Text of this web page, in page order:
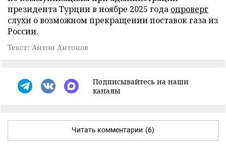
президента Турции в ноябре 2025 года опроверг
слухи о возможном прекращении поставок газа из
России.
Текст: Антон Антонов
Подписывайтесь на наши
каналы
Читать комментарии (6)